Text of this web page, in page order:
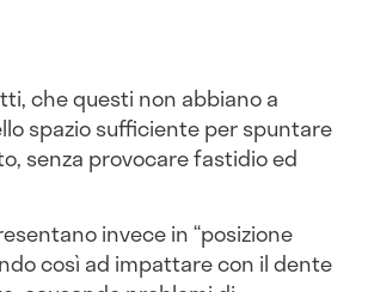
che questi non abbiano a
spazio sufficiente per spuntare
senza provocare fastidio ed
invece in “posizione
così ad impattare con il dente